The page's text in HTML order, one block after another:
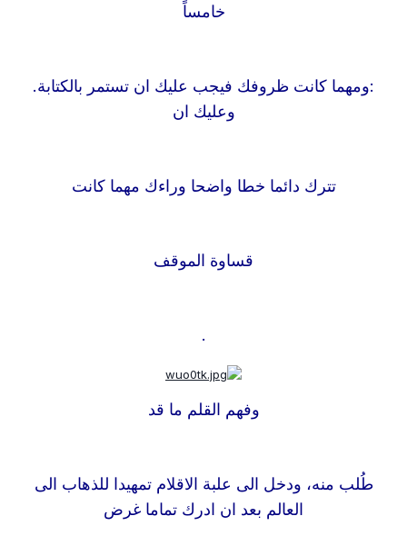
خامساً
ومهما كانت ظروفك فيجب عليك ان تستمر بالكتابة.
وعليك ان
تترك دائما خطا واضحا وراءك مهما كانت
قساوة الموقف
وفهم القلم ما قد
طُلب منه، ودخل الى علبة الاقلام تمهيدا للذهاب الى
العالم بعد ان ادرك تماما غرض